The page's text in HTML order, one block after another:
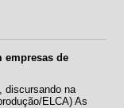
empresas de
discursando na
ELCA) As